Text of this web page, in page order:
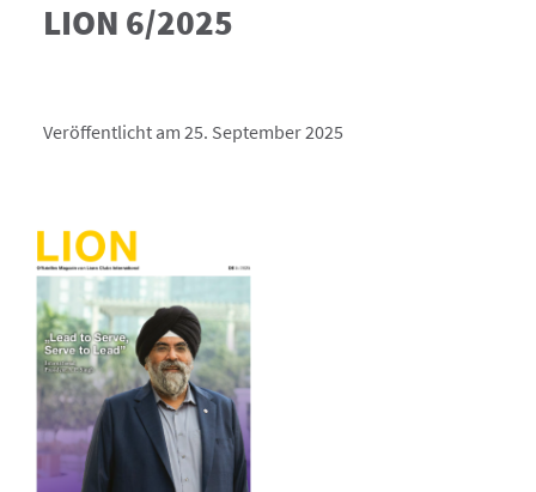
LION 6/2025
Veröffentlicht am 25. September 2025